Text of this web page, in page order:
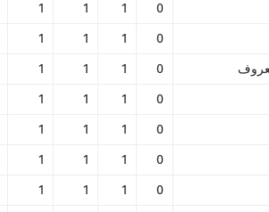
0
1
1
1
0
1
1
1
0
1
1
1
0
1
1
1
0
1
1
1
0
1
1
1
0
1
1
1